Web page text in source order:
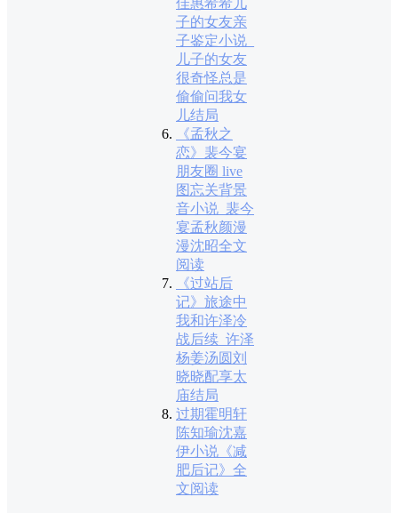
佳惠希希儿
子的女友亲
子鉴定小说_
儿子的女友
很奇怪总是
偷偷问我女
儿结局
《孟秋之
恋》裴今宴
朋友圈 live
图忘关背景
音小说_裴今
宴孟秋颜漫
漫沈昭全文
阅读
《过站后
记》旅途中
我和许泽冷
战后续_许泽
杨姜汤圆刘
晓晓配享太
庙结局
过期霍明轩
陈知瑜沈嘉
伊小说《减
肥后记》全
文阅读